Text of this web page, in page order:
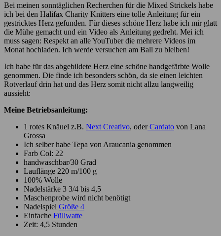
Bei meinen sonntäglichen Recherchen für die Mixed Strickels habe
ich bei den Halifax Charity Knitters eine tolle Anleitung für ein
gestricktes Herz gefunden. Für dieses schöne Herz habe ich mir glatt
die Mühe gemacht und ein Video als Anleitung gedreht. Mei ich
muss sagen: Respekt an alle YouTuber die mehrere Videos im
Monat hochladen. Ich werde versuchen am Ball zu bleiben!
Ich habe für das abgebildete Herz eine schöne handgefärbte Wolle
genommen. Die finde ich besonders schön, da sie einen leichten
Rotverlauf drin hat und das Herz somit nicht allzu langweilig
aussieht:
Meine Betriebsanleitung:
1 rotes Knäuel z.B. Next Creativo, oderCardato von Lana
Grossa
Ich selber habe Tepa von Araucania genommen
Farb Col: 22
handwaschbar/30 Grad
Lauflänge 220 m/100 g
100% Wolle
Nadelstärke 3 3/4 bis 4,5
Maschenprobe wird nicht benötigt
Nadelspiel Größe 4
Einfache Füllwatte
Zeit: 4,5 Stunden